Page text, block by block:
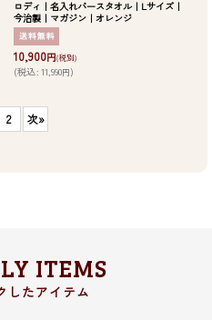
ロディ｜名入れバースタオル｜Lサイズ｜
今治製｜マガジン｜オレンジ
10,900円(税別)
(税込: 11,990円)
2 次»
ITEMS